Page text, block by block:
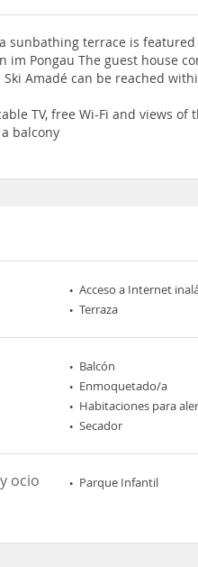
sunbathing terrace is
im Pongau The guest house
Ski Amadé can be reached
TV, free Wi-Fi and views
balcony
Acceso a Internet
Terraza
Balcón
Enmoquetado/a
Habitaciones para
Secador
ocio Parque Infantil